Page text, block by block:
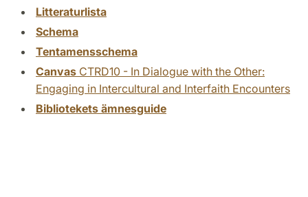
Litteraturlista
Schema
Tentamensschema
Canvas CTRD10 - In Dialogue with the Other:
Engaging in Intercultural and Interfaith Encounters
Bibliotekets ämnesguide